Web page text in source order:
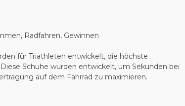
Radfahren, Gewinnen
für Triathleten entwickelt, die höchste
Schuhe wurden entwickelt, um Sekunden bei
auf dem Fahrrad zu maximieren.